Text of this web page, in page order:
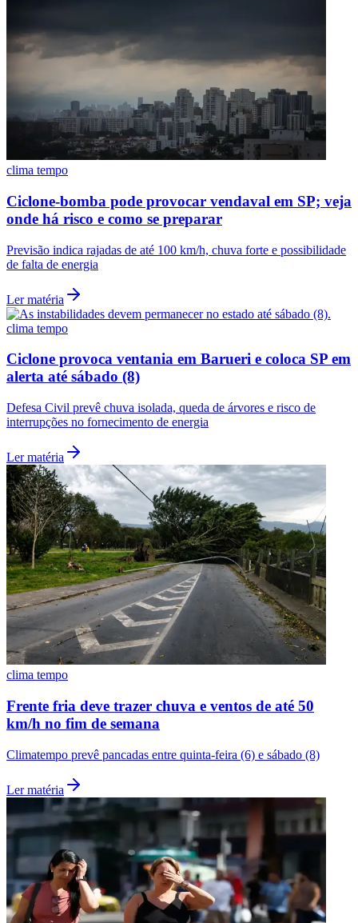
Santos
clima tempo
Ciclone-bomba pode provocar vendaval em SP; veja
onde há risco e como se preparar
Previsão indica rajadas de até 100 km/h, chuva forte e possibilidade
de falta de energia
Ler matéria
clima tempo
Ciclone provoca ventania em Barueri e coloca SP em
alerta até sábado (8)
Defesa Civil prevê chuva isolada, queda de árvores e risco de
interrupções no fornecimento de energia
Ler matéria
clima tempo
Frente fria deve trazer chuva e ventos de até 50
km/h no fim de semana
Climatempo prevê pancadas entre quinta-feira (6) e sábado (8)
Ler matéria